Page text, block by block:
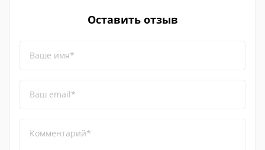
Оставить отзыв
Ваше имя*
Ваш email*
Комментарий*